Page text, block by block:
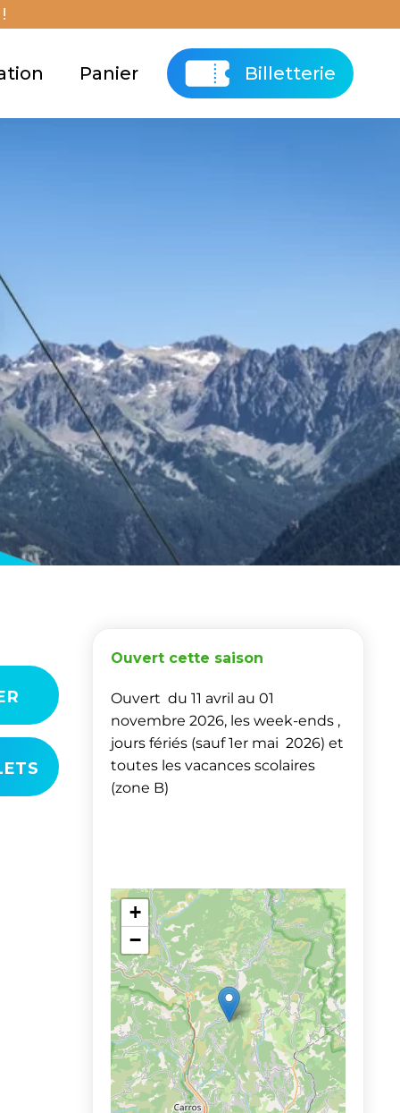
Panier Billetterie
Ouvert cette saison
Ouvert du 11 avril au 01
novembre 2026, les week-ends ,
jours fériés (sauf 1er mai 2026) et
toutes les vacances scolaires
(zone B)
+
−